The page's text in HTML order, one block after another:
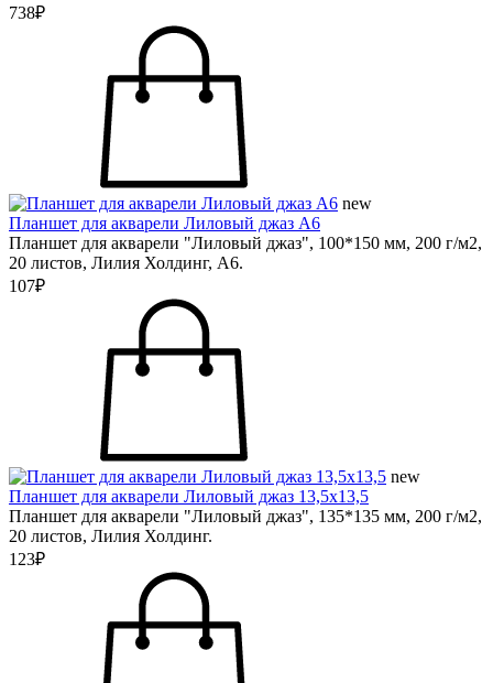
738₽
new
Планшет для акварели Лиловый джаз А6
Планшет для акварели "Лиловый джаз", 100*150 мм, 200 г/м2,
20 листов, Лилия Холдинг, А6.
107₽
new
Планшет для акварели Лиловый джаз 13,5х13,5
Планшет для акварели "Лиловый джаз", 135*135 мм, 200 г/м2,
20 листов, Лилия Холдинг.
123₽